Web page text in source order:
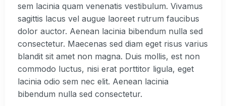
sem lacinia quam venenatis vestibulum. Vivamus
sagittis lacus vel augue laoreet rutrum faucibus
dolor auctor. Aenean lacinia bibendum nulla sed
consectetur. Maecenas sed diam eget risus varius
blandit sit amet non magna. Duis mollis, est non
commodo luctus, nisi erat porttitor ligula, eget
lacinia odio sem nec elit. Aenean lacinia
bibendum nulla sed consectetur.